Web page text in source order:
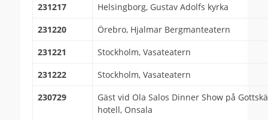
231217
Helsingborg, Gustav Adolfs kyrka
231220
Örebro, Hjalmar Bergmanteatern
231221
Stockholm, Vasateatern
231222
Stockholm, Vasateatern
230729
Gäst vid Ola Salos Dinner Show på
hotell, Onsala